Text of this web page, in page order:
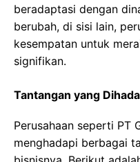
beradaptasi dengan
berubah, di sisi lain,
kesempatan untuk
signifikan.
Tantangan yang
Perusahaan seperti PT
menghadapi berbagai